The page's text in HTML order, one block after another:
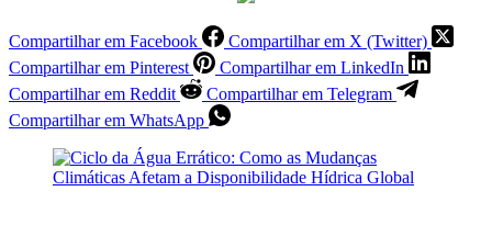
Compartilhar em Facebook
Compartilhar em X (Twitter)
Compartilhar em Pinterest
Compartilhar em LinkedIn
Compartilhar em Reddit
Compartilhar em Telegram
Compartilhar em WhatsApp